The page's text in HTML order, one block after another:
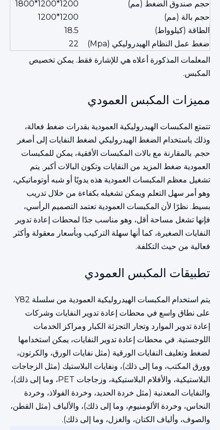
حجم صندوق الضغط (مم)
1200*1200*1800
حجم بالة (مم)
1200*1200
الطاقة (كيلوواط)
18.5
ضغط عمل النظام الهيدروليكي (Mpa)
22
المعلمات المذكورة أعلاه هي للإشارة فقط. يمكن تخصيص
المكبس.
مميزات المكبس العمودي
تتمتع المكبسات الهيدروليكية العمودية بقدرات ضغط فعالة،
وذلك باستخدام الضغط الهيدروليكي لضغط النفايات إلى أصغر
حجم. بالمقارنة مع بالات المكبسات الأفقية، يمكن للمكبسات
العمودية ضغط المزيد من النفايات وتكون البالات أكبر. يتم
تشغيل معظم المكبسات العمودية هذه يدويًا أو شبه أوتوماتيكي،
وهو أمر سهل التعلم ويمكن تشغيله بكفاءة من خلال تدريب
بسيط. نظرًا لأن المكبسات العمودية تعتمد التصميم الرأسي،
فإنها تشغل مساحة أقل، وهو مناسب جدًا لمحطات إعادة تدوير
النفايات الصغيرة، كما أنها سهلة التركيب وبأسعار معقولة وأكثر
فعالية من حيث التكلفة.
تطبيقات المكبس العمودي
يتم استخدام المكبسات الهيدروليكية العمودية من سلسلة Y82
على نطاق واسع في محطات إعادة تدوير النفايات وشركات
إعادة تدوير الموارد وتجار التجزئة الكبار ومراكز الخدمات
اللوجستية. في محطات إعادة تدوير النفايات، يمكن استخدامها
لضغط وتغليف النفايات الورقية (مثل نفايات الورق، والكرتون،
وورق المكتب، وما إلى ذلك)، ونفايات البلاستيك (مثل الزجاجات
البلاستيكية، والأفلام البلاستيكية، وزجاجات PET، وما إلى ذلك)،
والنفايات المعدنية (مثل خردة الحديد، وخردة الفولاذ، وخردة
النحاس، وخردة الألومنيوم، وما إلى ذلك)، والألياف (مثل القطن،
والصوف، وألياف الكتان، والغزل، وما إلى ذلك).